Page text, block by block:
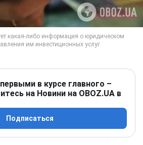
в курсе главного –
на Новини на OBOZ.UA в
Подписаться